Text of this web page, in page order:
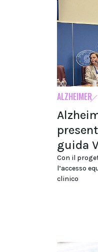
ALZHEIMER
guida
Con il
l’accesso
clinico